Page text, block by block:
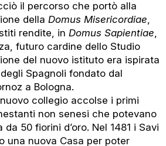
il percorso che portò alla
della Domus Misericordiae,
rendite, in Domus Sapientiae,
futuro cardine dello Studio
del nuovo istituto era ispirata
Spagnoli fondato dal
a Bologna.
nuovo collegio accolse i primi
non senesi che potevano
50 fiorini d’oro. Nel 1481 i Savi
una nuova Casa per poter